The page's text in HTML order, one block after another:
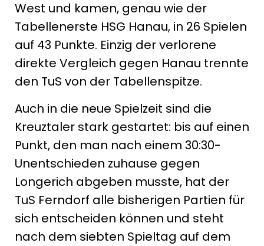
West und kamen, genau wie der
Tabellenerste HSG Hanau, in 26 Spielen
auf 43 Punkte. Einzig der verlorene
direkte Vergleich gegen Hanau trennte
den TuS von der Tabellenspitze.
Auch in die neue Spielzeit sind die
Kreuztaler stark gestartet: bis auf einen
Punkt, den man nach einem 30:30-
Unentschieden zuhause gegen
Longerich abgeben musste, hat der
TuS Ferndorf alle bisherigen Partien für
sich entscheiden können und steht
nach dem siebten Spieltag auf dem